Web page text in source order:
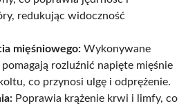
redukując widoczność
mięśniowego: Wykonywane
rozluźnić napięte mięśnie
co przynosi ulgę i odprężenie.
Poprawia krążenie krwi i limfy, co